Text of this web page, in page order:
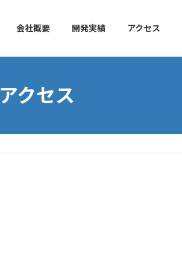
会社概要 開発実績 アクセス
アクセス